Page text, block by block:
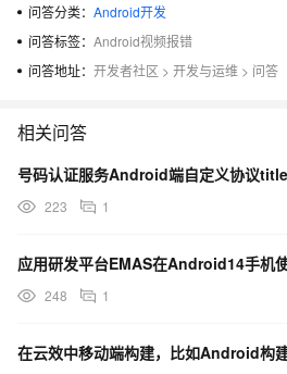
问答分类： Android开发
问答标签： Android视频报错
问答地址： 开发者社区 > 开发与运维 > 问答
相关问答
号码认证服务Android端自定义协议
223 1
248 1
在云效中移动端构建，比如Android构